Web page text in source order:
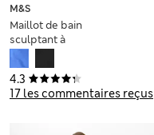
4.3
17 les commentaires reçus
M&S
Maillot de bain
sculptant à
décolleté rond et
panneaux